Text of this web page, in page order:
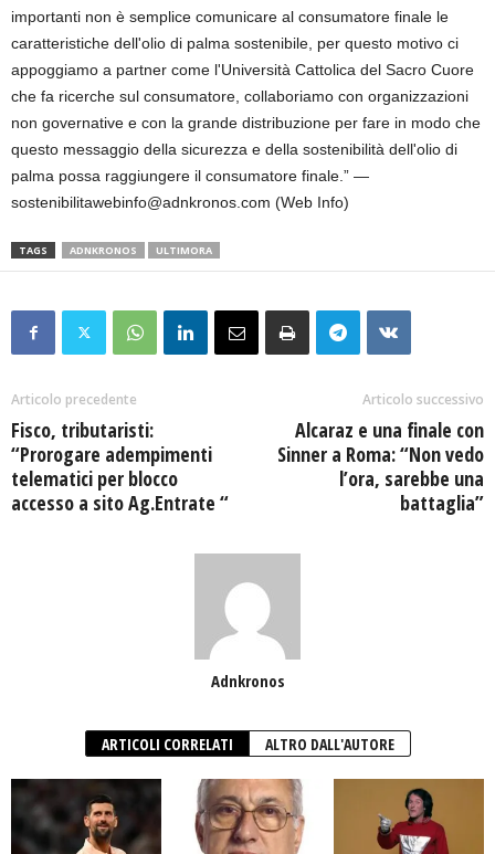
importanti non è semplice comunicare al consumatore finale le
caratteristiche dell'olio di palma sostenibile, per questo motivo ci
appoggiamo a partner come l'Università Cattolica del Sacro Cuore
che fa ricerche sul consumatore, collaboriamo con organizzazioni
non governative e con la grande distribuzione per fare in modo che
questo messaggio della sicurezza e della sostenibilità dell'olio di
palma possa raggiungere il consumatore finale.” —
sostenibilitawebinfo@adnkronos.com (Web Info)
TAGS ADNKRONOS ULTIMORA
Articolo precedente
Fisco, tributaristi:
“Prorogare adempimenti
telematici per blocco
accesso a sito Ag.Entrate “
Articolo successivo
Alcaraz e una finale con
Sinner a Roma: “Non vedo
l’ora, sarebbe una
battaglia”
Adnkronos
ARTICOLI CORRELATI ALTRO DALL'AUTORE